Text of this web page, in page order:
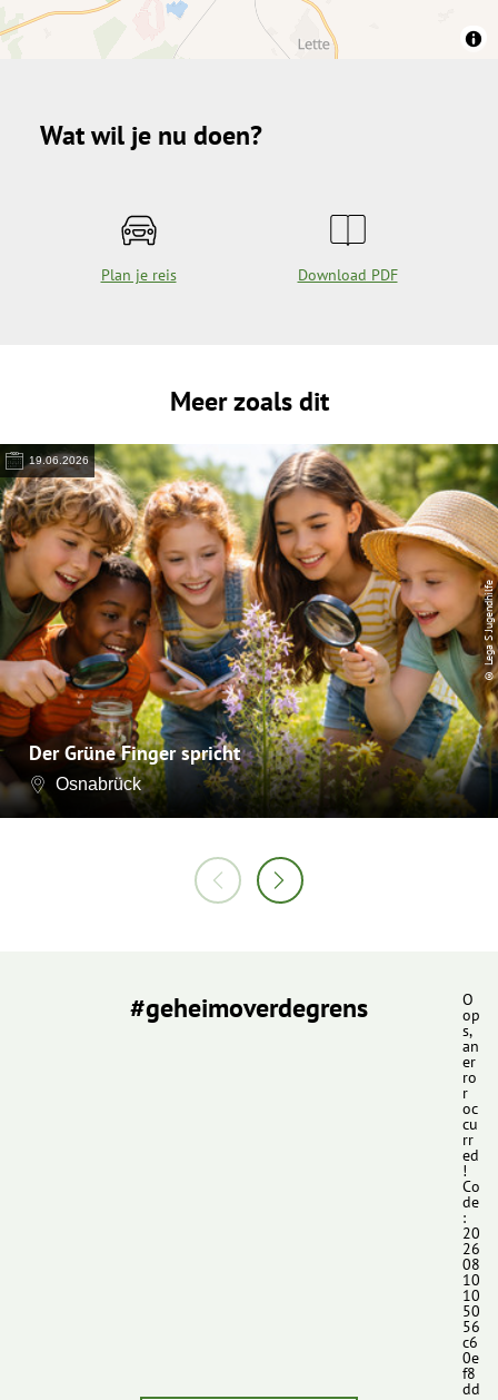
Wat wil je nu doen?
Plan je reis Download PDF
Meer zoals dit
19.06.2026
Der Grüne Finger spricht
Osnabrück
© Lega S Jugendhilfe
#geheimoverdegrens O
op
s,
an
er
ro
r
oc
cu
rr
ed
!
Co
de
:
20
26
08
10
10
50
56
c6
0e
f8
dd